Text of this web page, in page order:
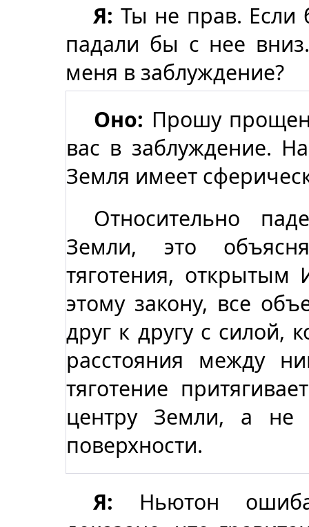
Я: Ты не прав. Если
падали бы с нее
меня в заблуждение?
Оно: Прошу
вас в заблуждение.
Земля имеет
Относительно
Земли, это
тяготения, открытым
этому закону, все
друг к другу с силой,
расстояния между
тяготение
центру Земли, а не
поверхности.
Я: Ньютон